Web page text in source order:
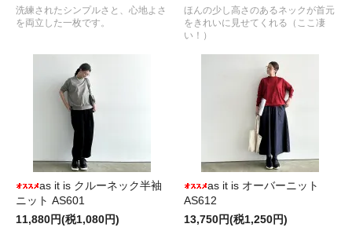
洗練されたシンプルさと、心地よさ
を両立した一枚です。
ほんの少し高さのあるネックが首元
をきれいに見せてくれる（ここ凄
い！）
as it is クルーネック半袖
ニット AS601
11,880円(税1,080円)
as it is オーバーニット
AS612
13,750円(税1,250円)